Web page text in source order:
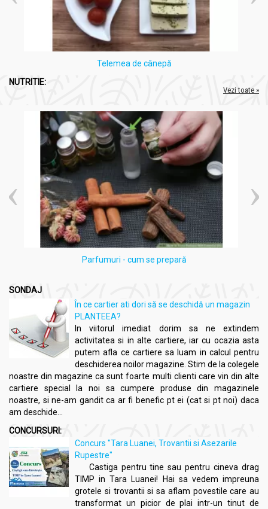
Telemea de cânepă
NUTRITIE:
Vezi toate »
Parfumuri - cum se prepară
SONDAJ
În ce cartier ati dori să se deschidă un magazin
PLANTEEA?
In viitorul imediat dorim sa ne extindem
activitatea si in alte cartiere, iar cu ocazia asta
putem afla ce cartiere sa luam in calcul pentru
deschiderea noilor magazine. Stim de la colegele
noastre din magazine ca sunt foarte multi clienti care vin din alte
cartiere special la noi sa cumpere produse din magazinele
noastre, si ne-am gandit ca ar fi benefic pt ei (cat si pt noi) daca
am deschide...
CONCURSURI:
Concurs "Tara Luanei, Trovantii si Asezarile
Rupestre"
Castiga pentru tine sau pentru cineva drag
TIMP in Tara Luanei! Hai sa vedem impreuna
grotele si trovantii si sa aflam povestile care au
transformat un picior de plai intr-un tinut de